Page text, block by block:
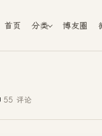
首页 分类 博友圈
55 评论